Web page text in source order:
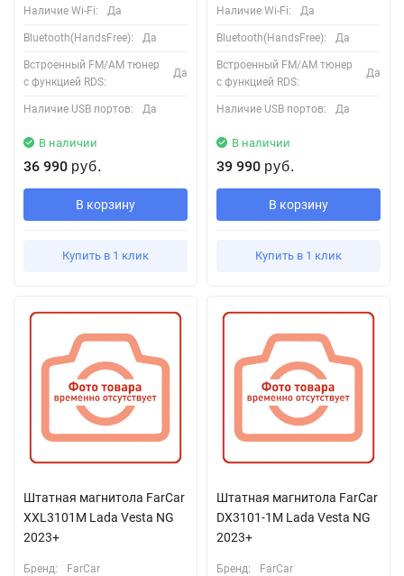
Наличие Wi-Fi: Да
Bluetooth(HandsFree): Да
Встроенный FM/AM тюнер
с функцией RDS:
Да
Наличие USB портов: Да
В наличии
36 990 руб.
В корзину
Купить в 1 клик
Наличие Wi-Fi: Да
Bluetooth(HandsFree): Да
Встроенный FM/AM тюнер
с функцией RDS:
Да
Наличие USB портов: Да
В наличии
39 990 руб.
В корзину
Купить в 1 клик
Штатная магнитола FarCar
XXL3101M Lada Vesta NG
2023+
Бренд: FarCar
Штатная магнитола FarCar
DX3101-1M Lada Vesta NG
2023+
Бренд: FarCar